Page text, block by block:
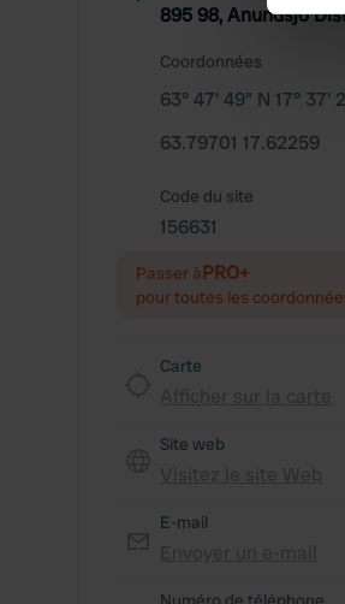
We
895 98, Anundsjö
Coordonnées
63° 47' 49" N 17° 37'
63.79701 17.62259
Code du site
156631
Passer àPRO+
pour toutes les
Carte
Site web
E-mail